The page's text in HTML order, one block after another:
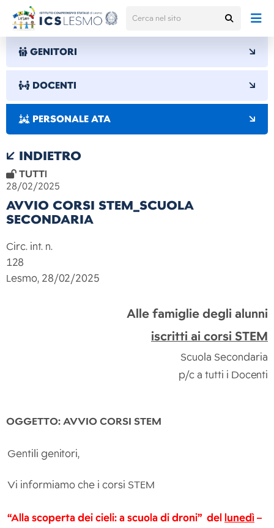
GENITORI
DOCENTI
PERSONALE ATA
INDIETRO
TUTTI
28/02/2025
AVVIO CORSI STEM_SCUOLA
SECONDARIA
Circ. int. n.
128
Lesmo, 28/02/2025
Alle famiglie degli alunni
iscritti ai corsi STEM
Scuola Secondaria
p/c a tutti i Docenti
OGGETTO: AVVIO CORSI STEM
Gentili genitori,
Vi informiamo che i corsi STEM
“Alla scoperta dei cieli: a scuola di droni” del lunedì–